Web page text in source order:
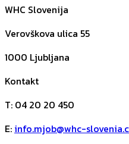
WHC Slovenija
Verovškova ulica 55
1000 Ljubljana
Kontakt
T: 04 20 20 450
E: info.mjob@whc-